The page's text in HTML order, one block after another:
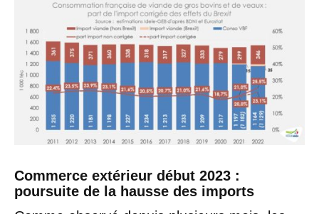
Commerce extérieur début 2023 :
poursuite de la hausse des imports